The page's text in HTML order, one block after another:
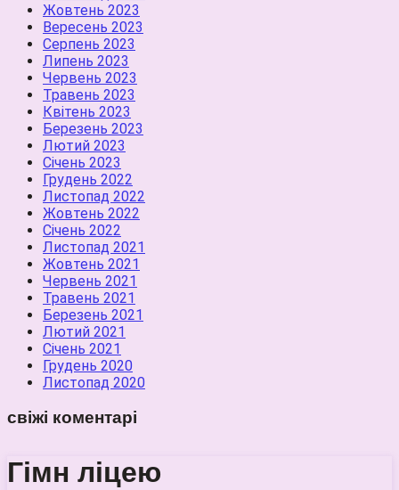
Жовтень 2023
Вересень 2023
Серпень 2023
Липень 2023
Червень 2023
Травень 2023
Квітень 2023
Березень 2023
Лютий 2023
Січень 2023
Грудень 2022
Листопад 2022
Жовтень 2022
Січень 2022
Листопад 2021
Жовтень 2021
Червень 2021
Травень 2021
Березень 2021
Лютий 2021
Січень 2021
Грудень 2020
Листопад 2020
свіжі коментарі
Гімн ліцею